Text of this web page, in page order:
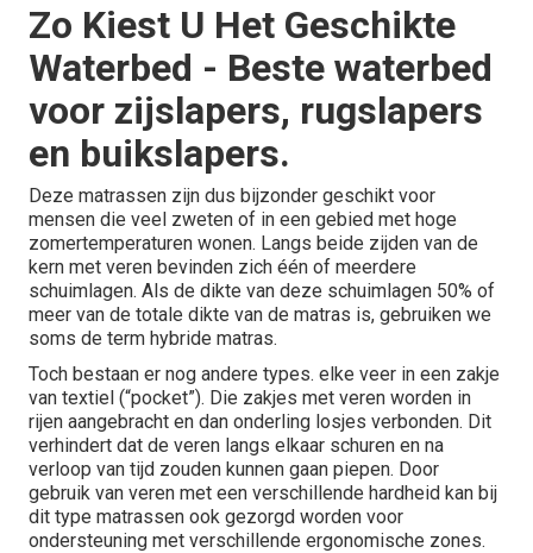
Zo Kiest U Het Geschikte
Waterbed - Beste waterbed
voor zijslapers, rugslapers
en buikslapers.
Deze matrassen zijn dus bijzonder geschikt voor
mensen die veel zweten of in een gebied met hoge
zomertemperaturen wonen. Langs beide zijden van de
kern met veren bevinden zich één of meerdere
schuimlagen. Als de dikte van deze schuimlagen 50% of
meer van de totale dikte van de matras is, gebruiken we
soms de term hybride matras.
Toch bestaan er nog andere types. elke veer in een zakje
van textiel (“pocket”). Die zakjes met veren worden in
rijen aangebracht en dan onderling losjes verbonden. Dit
verhindert dat de veren langs elkaar schuren en na
verloop van tijd zouden kunnen gaan piepen. Door
gebruik van veren met een verschillende hardheid kan bij
dit type matrassen ook gezorgd worden voor
ondersteuning met verschillende ergonomische zones.